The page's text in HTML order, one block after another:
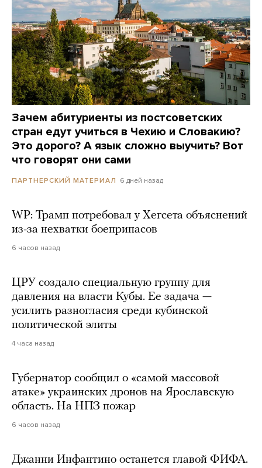
Зачем абитуриенты из постсоветских
стран едут учиться в Чехию и Словакию?
Это дорого? А язык сложно выучить? Вот
что говорят они сами
ПАРТНЕРСКИЙ МАТЕРИАЛ 6 дней назад
WP: Трамп потребовал у Хегсета объяснений
из-за нехватки боеприпасов
6 часов назад
ЦРУ создало специальную группу для
давления на власти Кубы. Ее задача —
усилить разногласия среди кубинской
политической элиты
4 часа назад
Губернатор сообщил о «самой массовой
атаке» украинских дронов на Ярославскую
область. На НПЗ пожар
6 часов назад
Джанни Инфантино останется главой ФИФА.